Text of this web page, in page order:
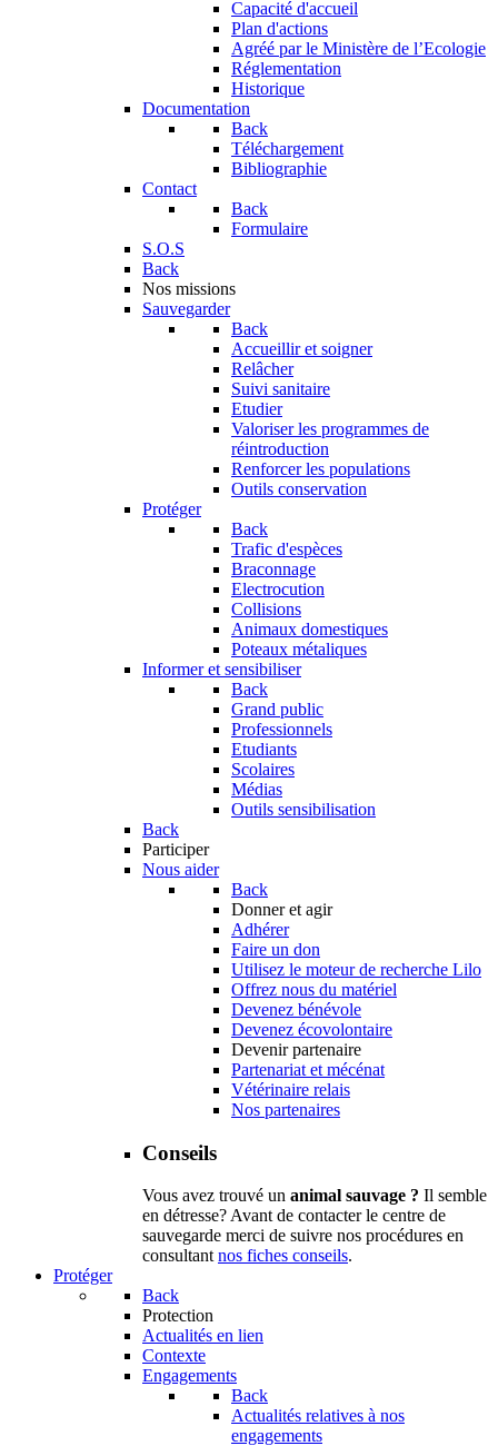
Capacité d'accueil
Plan d'actions
Agréé par le Ministère de l’Ecologie
Réglementation
Historique
Documentation
Back
Téléchargement
Bibliographie
Contact
Back
Formulaire
S.O.S
Back
Nos missions
Sauvegarder
Back
Accueillir et soigner
Relâcher
Suivi sanitaire
Etudier
Valoriser les programmes de
réintroduction
Renforcer les populations
Outils conservation
Protéger
Back
Trafic d'espèces
Braconnage
Electrocution
Collisions
Animaux domestiques
Poteaux métaliques
Informer et sensibiliser
Back
Grand public
Professionnels
Etudiants
Scolaires
Médias
Outils sensibilisation
Back
Participer
Nous aider
Back
Donner et agir
Adhérer
Faire un don
Utilisez le moteur de recherche Lilo
Offrez nous du matériel
Devenez bénévole
Devenez écovolontaire
Devenir partenaire
Partenariat et mécénat
Vétérinaire relais
Nos partenaires
Conseils
Vous avez trouvé un animal sauvage ? Il semble
en détresse? Avant de contacter le centre de
sauvegarde merci de suivre nos procédures en
consultantnos fiches conseils.
Protéger
Back
Protection
Actualités en lien
Contexte
Engagements
Back
Actualités relatives à nos
engagements